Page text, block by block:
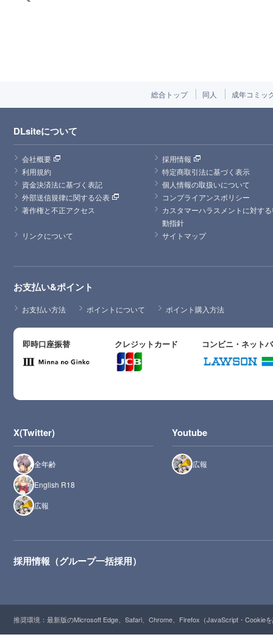
総合トップ 同人 成年コミッ
DLsiteについて
会社概要
採用情報
利用規約
特定商取引法に基づく表示
資金決済法に基づく表記
個人情報の取扱いについて
外部送信規律に関する公表
コンプライアンスポリシー
著作権と不正アクセス
カスタマーハラスメントに対す
動指針
リンクについて
サイトマップ
お支払い&ポイント
お支払い方法 ポイントについて ポイント購入方法
即時口座振替 クレジットカード コンビニ・ネット
X(Twitter)
全年齢
English R18
広報
Youtube
広報
採用情報（グループ一括採用）
推奨環境：最新版のMicrosoft Edge、Safari、Chrome、Firefox（JavaScript・Cookie